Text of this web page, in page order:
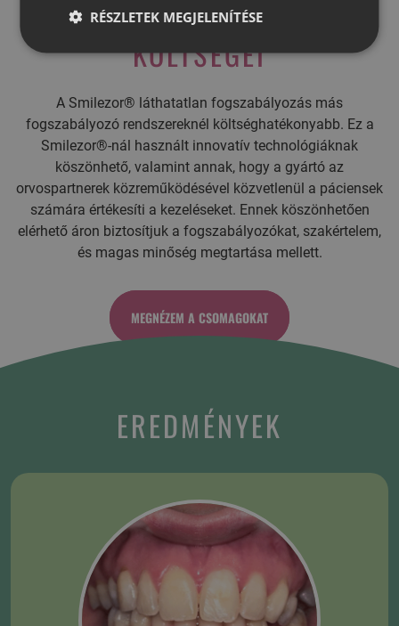
A FOGSZABÁLYOZÁS
KÖLTSÉGEI
A Smilezor® láthatatlan fogszabályozás más
fogszabályozó rendszereknél költséghatékonyabb. Ez a
Smilezor®-nál használt innovatív technológiáknak
köszönhető, valamint annak, hogy a gyártó az
orvospartnerek közreműködésével közvetlenül a páciensek
számára értékesíti a kezeléseket. Ennek köszönhetően
elérhető áron biztosítjuk a fogszabályozókat, szakértelem,
és magas minőség megtartása mellett.
MEGNÉZEM A CSOMAGOKAT
EREDMÉNYEK
RÉSZLETEK MEGJELENÍTÉSE